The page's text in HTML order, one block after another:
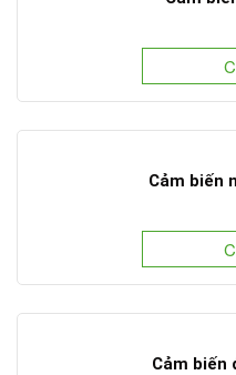
Cảm biến
Cảm biến